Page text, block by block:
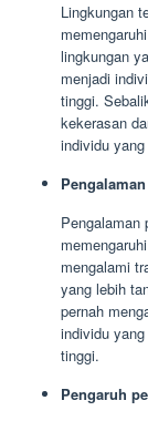
Lingkungan
lingkungan
menjadi
tinggi.
kekerasan
individu
Pengalaman
mengalami
yang lebih
pernah
individu
tinggi.
Pengaruh